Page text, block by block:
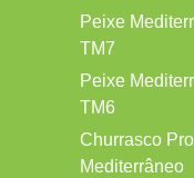
Peixe
TM7
Peixe
TM6
Churrasco
Mediterrâneo